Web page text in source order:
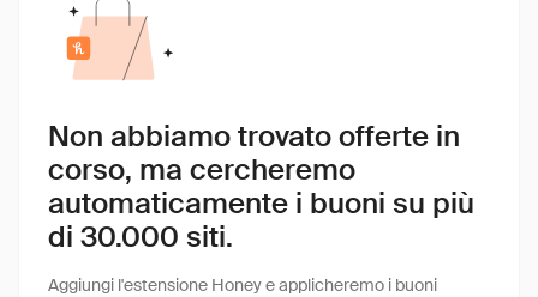
Non abbiamo trovato offerte in
corso, ma cercheremo
automaticamente i buoni su più
di 30.000 siti.
Aggiungi l'estensione Honey e applicheremo i buoni